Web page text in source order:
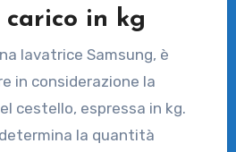
in kg
lavatrice Samsung, è
in considerazione la
cestello, espressa in kg.
la quantità